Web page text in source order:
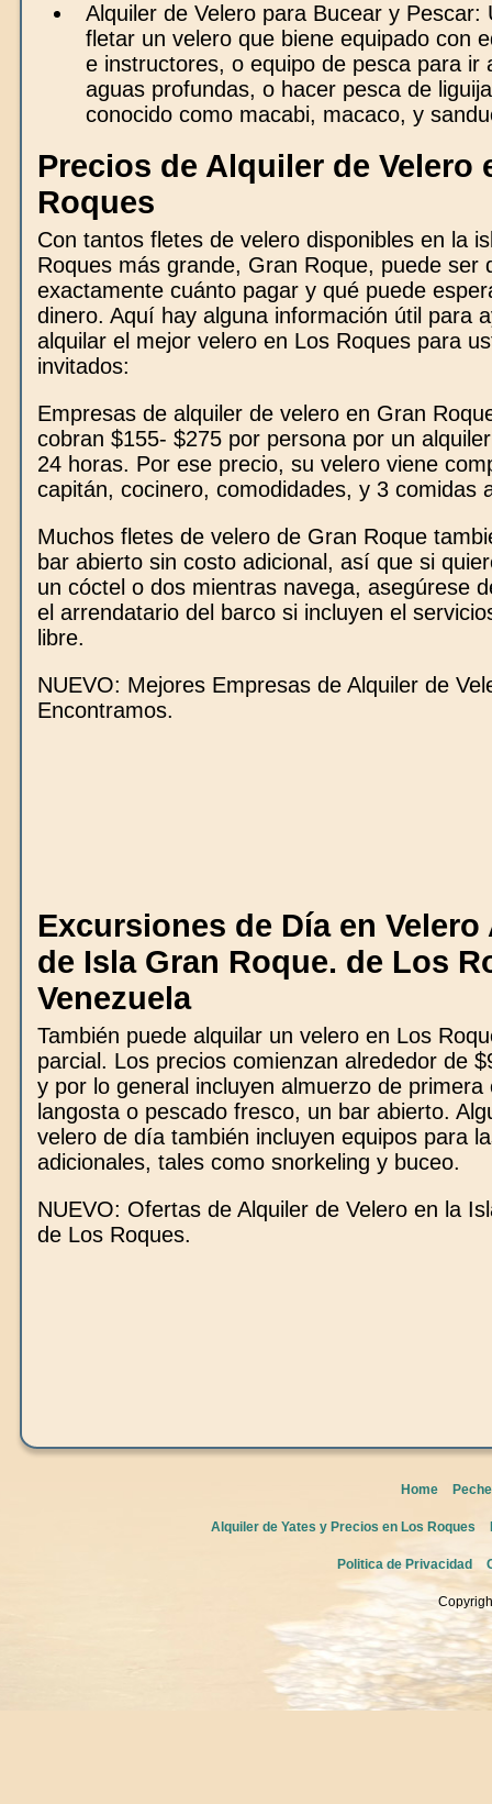
Alquiler de Velero para Bucear y Pescar:
fletar un velero que biene equipado con
e instructores, o equipo de pesca para ir
aguas profundas, o hacer pesca de
conocido como macabi, macaco, y
Precios de Alquiler de Velero
Roques
Con tantos fletes de velero disponibles en la
Roques más grande, Gran Roque, puede ser
exactamente cuánto pagar y qué puede
dinero. Aquí hay alguna información útil para
alquilar el mejor velero en Los Roques para
invitados:
Empresas de alquiler de velero en Gran
cobran $155- $275 por persona por un
24 horas. Por ese precio, su velero viene
capitán, cocinero, comodidades, y 3 comidas
Muchos fletes de velero de Gran Roque
bar abierto sin costo adicional, así que si
un cóctel o dos mientras navega, asegúrese
el arrendatario del barco si incluyen el
libre.
NUEVO: Mejores Empresas de Alquiler de
Encontramos.
Excursiones de Día en
de Isla Gran Roque. de Los
Venezuela
También puede alquilar un velero en Los
parcial. Los precios comienzan alrededor de
y por lo general incluyen almuerzo de primera
langosta o pescado fresco, un bar abierto.
velero de día también incluyen equipos para
adicionales, tales como snorkeling y buceo.
NUEVO: Ofertas de Alquiler de Velero en la
de Los Roques.
Home
Alquiler de Yates y Precios en Los Roques
Politica de Privacidad